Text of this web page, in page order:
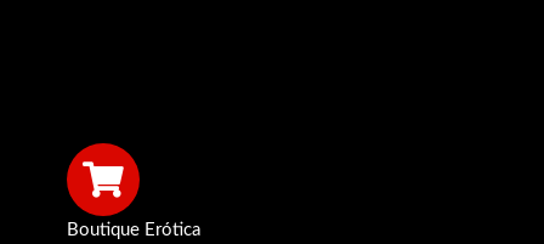
Boutique Erótica